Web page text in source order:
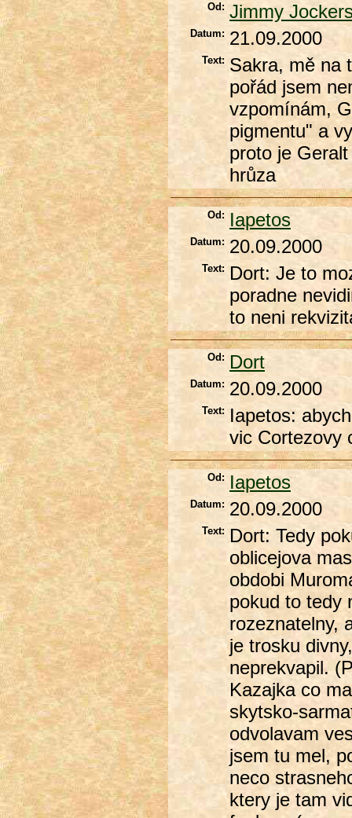
Od: Jimmy
Datum: 21.09.2000
Text: Sakra, mě na
pořád jsem
vzpomínám,
pigmentu" a
proto je
hrůza
Od: Iapetos
Datum: 20.09.2000
Text: Dort: Je to
poradne
to neni
Od: Dort
Datum: 20.09.2000
Text: Iapetos:
vic Cortezovy
Od: Iapetos
Datum: 20.09.2000
Text: Dort: Tedy
oblicejova
obdobi
pokud to tedy
rozeznatelny,
je trosku
neprekvapil.
Kazajka co
skytsko-
odvolavam
jsem tu mel,
neco
ktery je tam